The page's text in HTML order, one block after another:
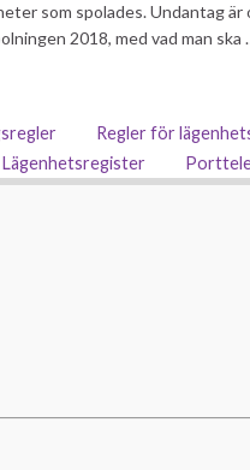
som spolades. Undantag
2018, med vad man ska
Regler för